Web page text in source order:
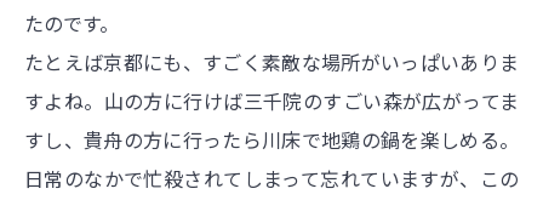
たのです。
たとえば京都にも、すごく素敵な場所がいっぱいありま
すよね。山の方に行けば三千院のすごい森が広がってま
すし、貴舟の方に行ったら川床で地鶏の鍋を楽しめる。
日常のなかで忙殺されてしまって忘れていますが、この